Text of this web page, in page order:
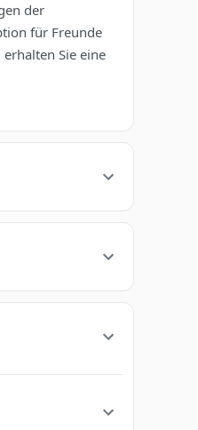
der
für Freunde
Sie eine